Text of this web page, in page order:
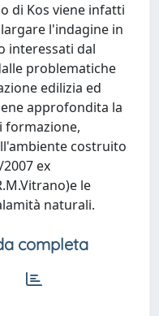
di Kos viene infatti
l'indagine in
interessati dal
problematiche
edilizia ed
approfondita la
formazione,
costruito
ex
le
naturali.
completa